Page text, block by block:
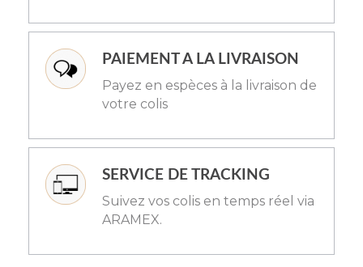
PAIEMENT A LA LIVRAISON
Payez en espèces à la livraison de
votre colis
SERVICE DE TRACKING
Suivez vos colis en temps réel via
ARAMEX.